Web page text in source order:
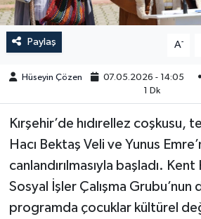
Paylaş A-
Hüseyin Çözen 07.05.2026 - 14:05
1 Dk
Kırşehir’de hıdırellez coşkusu,
Hacı Bektaş Veli ve Yunus
canlandırılmasıyla başladı.
Sosyal İşler Çalışma
programda çocuklar kültürel